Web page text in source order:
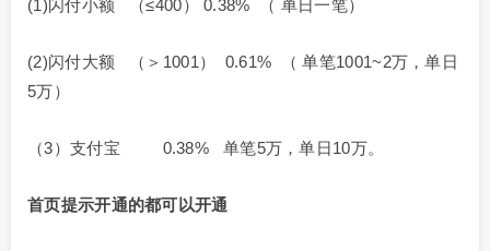
(1)闪付小额 （≤400） 0.38% （ 单日一笔）
(2)闪付大额 （＞1001） 0.61% （ 单笔1001~2万，单日
5万）
（3）支付宝 0.38% 单笔5万，单日10万。
首页提示开通的都可以开通